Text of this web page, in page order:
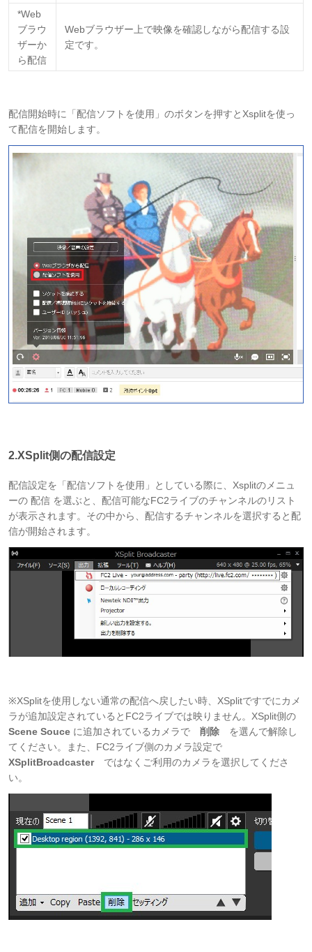
*Web
ブラウ
ザーか
ら配信
Webブラウザー上で映像を確認しながら配信する設
定です。
配信開始時に「配信ソフトを使用」のボタンを押すとXsplitを使っ
て配信を開始します。
2.XSplit側の配信設定
配信設定を「配信ソフトを使用」としている際に、Xsplitのメニュ
ーの 配信 を選ぶと、配信可能なFC2ライブのチャンネルのリスト
が表示されます。その中から、配信するチャンネルを選択すると配
信が開始されます。
※XSplitを使用しない通常の配信へ戻したい時、XSplitですでにカメ
ラが追加設定されているとFC2ライブでは映りません。XSplit側の
Scene Souce に追加されているカメラで 削除 を選んで解除し
てください。また、FC2ライブ側のカメラ設定で
XSplitBroadcasterではなくご利用のカメラを選択してくださ
い。